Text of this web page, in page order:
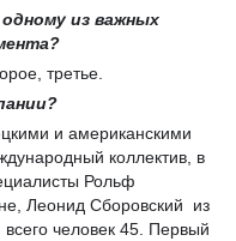
из важных
третье.
и американскими
коллектив, в
Рольф
Леонид Сборовский из
человек 45. Первый